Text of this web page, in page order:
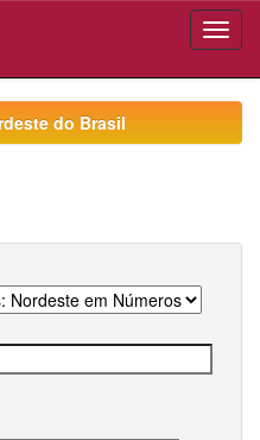
do Brasil